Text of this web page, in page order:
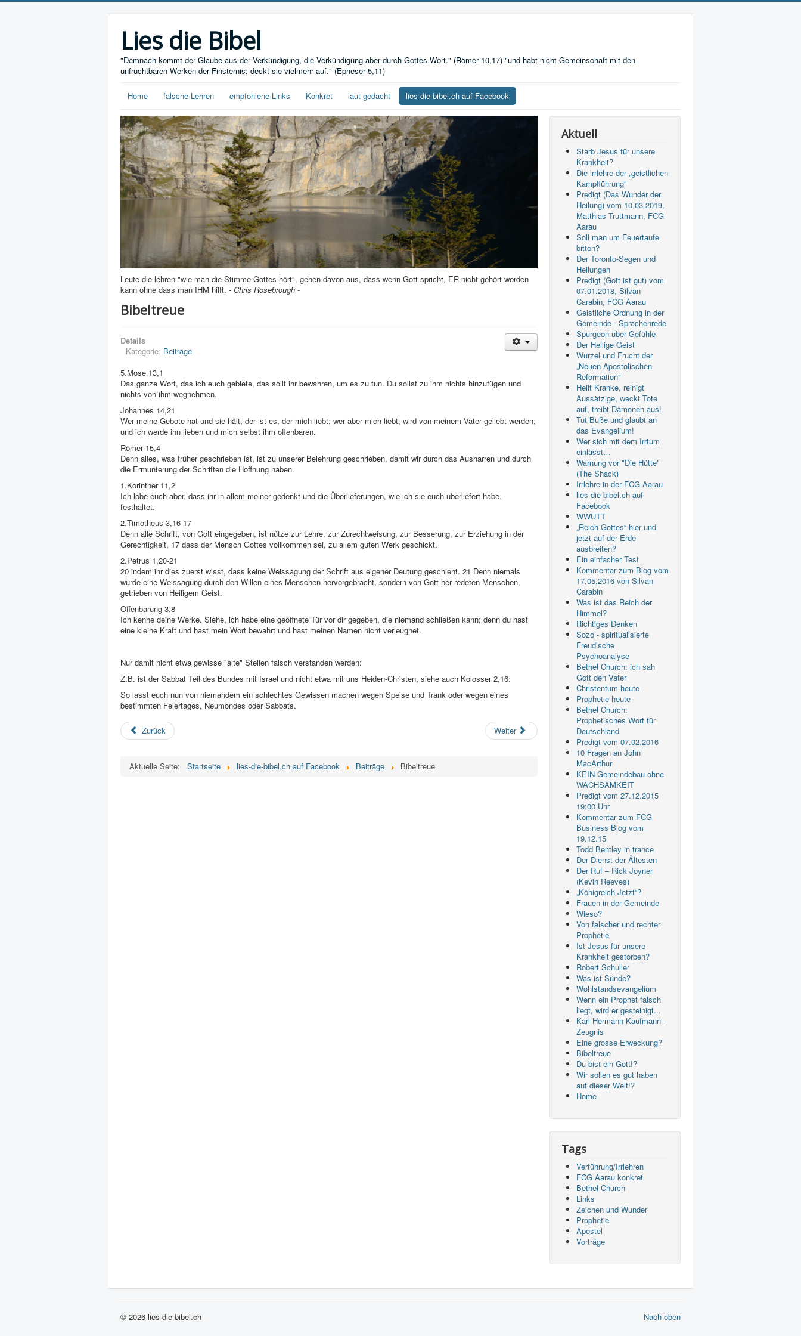
Lies die Bibel
"Demnach kommt der Glaube aus der Verkündigung, die Verkündigung aber durch Gottes Wort." (Römer 10,17) "und habt nicht Gemeinschaft mit den
unfruchtbaren Werken der Finsternis; deckt sie vielmehr auf." (Epheser 5,11)
Home falsche Lehren empfohlene Links Konkret laut gedacht lies-die-bibel.ch auf Facebook
Leute die lehren "wie man die Stimme Gottes hört", gehen davon aus, dass wenn Gott spricht, ER nicht gehört werden
kann ohne dass man IHM hilft. - Chris Rosebrough -
Bibeltreue
Details
Kategorie: Beiträge
5.Mose 13,1
Das ganze Wort, das ich euch gebiete, das sollt ihr bewahren, um es zu tun. Du sollst zu ihm nichts hinzufügen und
nichts von ihm wegnehmen.
Johannes 14,21
Wer meine Gebote hat und sie hält, der ist es, der mich liebt; wer aber mich liebt, wird von meinem Vater geliebt werden;
und ich werde ihn lieben und mich selbst ihm offenbaren.
Römer 15,4
Denn alles, was früher geschrieben ist, ist zu unserer Belehrung geschrieben, damit wir durch das Ausharren und durch
die Ermunterung der Schriften die Hoffnung haben.
1.Korinther 11,2
Ich lobe euch aber, dass ihr in allem meiner gedenkt und die Überlieferungen, wie ich sie euch überliefert habe,
festhaltet.
2.Timotheus 3,16-17
Denn alle Schrift, von Gott eingegeben, ist nütze zur Lehre, zur Zurechtweisung, zur Besserung, zur Erziehung in der
Gerechtigkeit, 17 dass der Mensch Gottes vollkommen sei, zu allem guten Werk geschickt.
2.Petrus 1,20-21
20 indem ihr dies zuerst wisst, dass keine Weissagung der Schrift aus eigener Deutung geschieht. 21 Denn niemals
wurde eine Weissagung durch den Willen eines Menschen hervorgebracht, sondern von Gott her redeten Menschen,
getrieben von Heiligem Geist.
Offenbarung 3,8
Ich kenne deine Werke. Siehe, ich habe eine geöffnete Tür vor dir gegeben, die niemand schließen kann; denn du hast
eine kleine Kraft und hast mein Wort bewahrt und hast meinen Namen nicht verleugnet.
Nur damit nicht etwa gewisse "alte" Stellen falsch verstanden werden:
Z.B. ist der Sabbat Teil des Bundes mit Israel und nicht etwa mit uns Heiden-Christen, siehe auch Kolosser 2,16:
So lasst euch nun von niemandem ein schlechtes Gewissen machen wegen Speise und Trank oder wegen eines
bestimmten Feiertages, Neumondes oder Sabbats.
Zurück Weiter
Aktuelle Seite: Startseite lies-die-bibel.ch auf Facebook Beiträge Bibeltreue
Aktuell
Starb Jesus für unsere
Krankheit?
Die lrrlehre der „geistlichen
Kampfführung“
Predigt (Das Wunder der
Heilung) vom 10.03.2019,
Matthias Truttmann, FCG
Aarau
Soll man um Feuertaufe
bitten?
Der Toronto-Segen und
Heilungen
Predigt (Gott ist gut) vom
07.01.2018, Silvan
Carabin, FCG Aarau
Geistliche Ordnung in der
Gemeinde - Sprachenrede
Spurgeon über Gefühle
Der Heilige Geist
Wurzel und Frucht der
„Neuen Apostolischen
Reformation“
Heilt Kranke, reinigt
Aussätzige, weckt Tote
auf, treibt Dämonen aus!
Tut Buße und glaubt an
das Evangelium!
Wer sich mit dem Irrtum
einlässt…
Warnung vor "Die Hütte"
(The Shack)
Irrlehre in der FCG Aarau
lies-die-bibel.ch auf
Facebook
WWUTT
„Reich Gottes“ hier und
jetzt auf der Erde
ausbreiten?
Ein einfacher Test
Kommentar zum Blog vom
17.05.2016 von Silvan
Carabin
Was ist das Reich der
Himmel?
Richtiges Denken
Sozo - spiritualisierte
Freud’sche
Psychoanalyse
Bethel Church: ich sah
Gott den Vater
Christentum heute
Prophetie heute
Bethel Church:
Prophetisches Wort für
Deutschland
Predigt vom 07.02.2016
10 Fragen an John
MacArthur
KEIN Gemeindebau ohne
WACHSAMKEIT
Predigt vom 27.12.2015
19:00 Uhr
Kommentar zum FCG
Business Blog vom
19.12.15
Todd Bentley in trance
Der Dienst der Ältesten
Der Ruf – Rick Joyner
(Kevin Reeves)
„Königreich Jetzt“?
Frauen in der Gemeinde
Wieso?
Von falscher und rechter
Prophetie
Ist Jesus für unsere
Krankheit gestorben?
Robert Schuller
Was ist Sünde?
Wohlstandsevangelium
Wenn ein Prophet falsch
liegt, wird er gesteinigt...
Karl Hermann Kaufmann -
Zeugnis
Eine grosse Erweckung?
Bibeltreue
Du bist ein Gott!?
Wir sollen es gut haben
auf dieser Welt!?
Home
Tags
Verführung/Irrlehren
FCG Aarau konkret
Bethel Church
Links
Zeichen und Wunder
Prophetie
Apostel
Vorträge
Nach oben
© 2026 lies-die-bibel.ch